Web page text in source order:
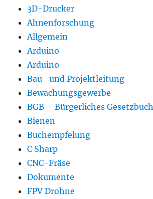
3D-Drucker
Ahnenforschung
Allgemein
Arduino
Arduino
Bau- und Projektleitung
Bewachungsgewerbe
BGB – Bürgerliches Gesetzbuch
Bienen
Buchempfelung
C Sharp
CNC-Fräse
Dokumente
FPV Drohne